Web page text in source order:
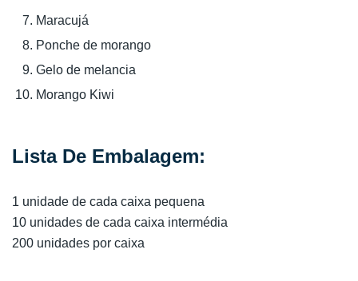
Maracujá
Ponche de morango
Gelo de melancia
Morango Kiwi
Lista De Embalagem:
1 unidade de cada caixa pequena
10 unidades de cada caixa intermédia
200 unidades por caixa